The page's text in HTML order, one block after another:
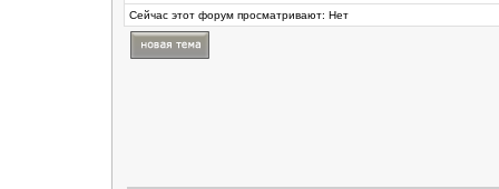
Сейчас этот форум просматривают: Нет